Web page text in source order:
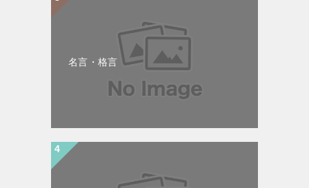
名言・格言